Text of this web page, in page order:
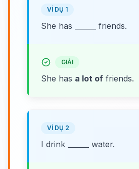
VÍ DỤ 1
She has ______ friends.
GIẢI
She has a lot of friends.
VÍ DỤ 2
I drink ______ water.